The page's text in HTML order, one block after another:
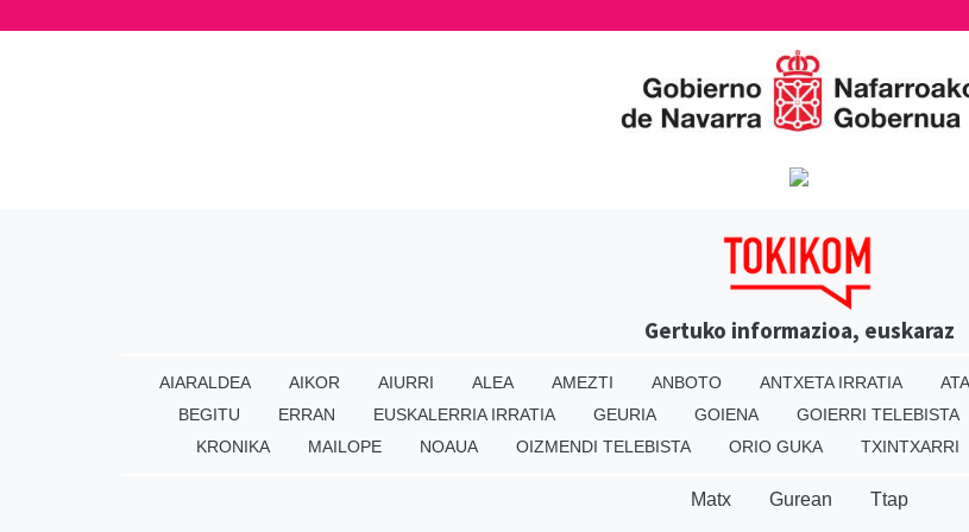
Gertuko informazioa, euskaraz
AIARALDEA AIKOR AIURRI ALEA AMEZTI ANBOTO ANTXETA IRRATIA
BEGITU
ERRAN EUSKALERRIA IRRATIA GEURIA GOIENA GOIERRI TELEBISTA
KRONIKA
MAILOPE NOAUA OIZMENDI TELEBISTA ORIO GUKA TXINTXARRI
Matx Gurean Ttap